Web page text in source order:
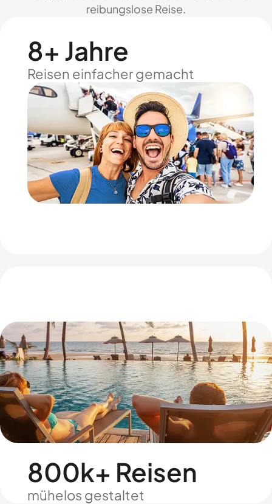
reibungslose Reise.
8+ Jahre
Reisen einfacher gemacht
800k+ Reisen
mühelos gestaltet